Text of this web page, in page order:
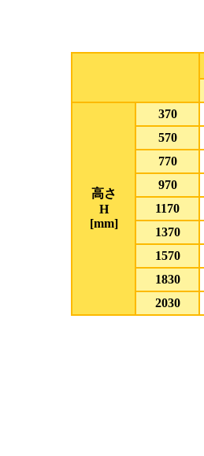
高さ
H
[mm]
370
570
770
970
1170
1370
1570
1830
2030